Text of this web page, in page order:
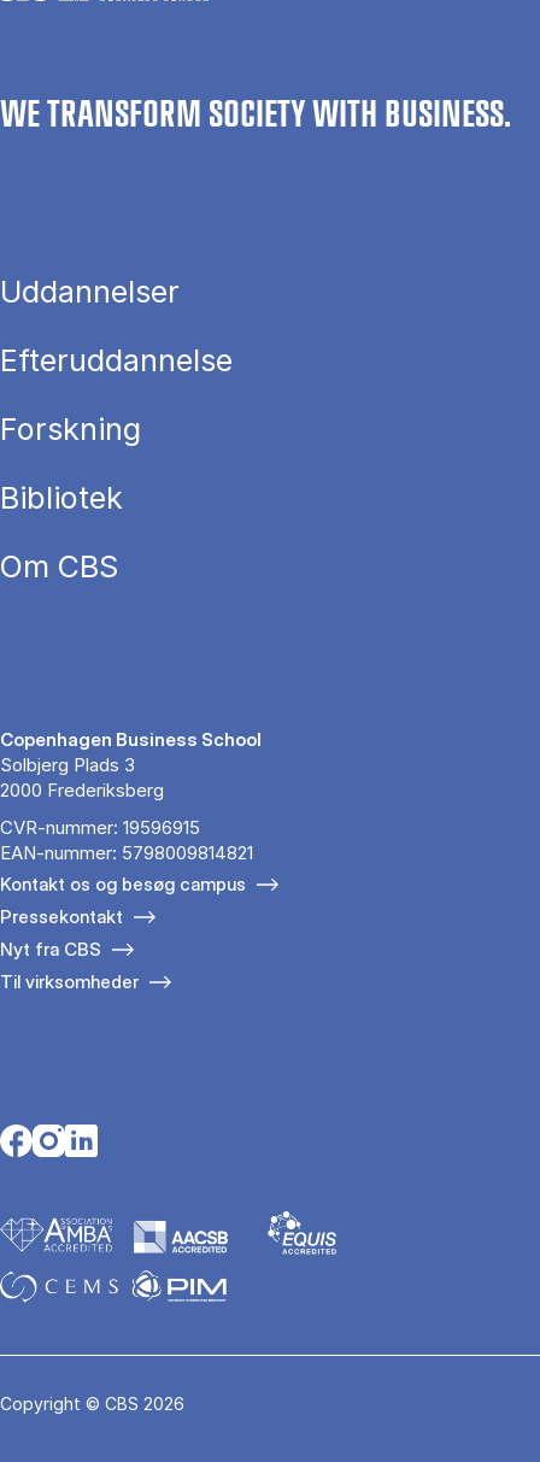
WE TRANSFORM SOCIETY WITH BUSINESS.
Uddannelser
Efteruddannelse
Forskning
Bibliotek
Om CBS
Copenhagen Business School
Solbjerg Plads 3
2000 Frederiksberg
CVR-nummer: 19596915
EAN-nummer: 5798009814821
Kontakt os og besøg campus
Pressekontakt
Nyt fra CBS
Til virksomheder
Opens in a new tab
Opens in a new tab
Opens in a new tab
Copyright © CBS 2026